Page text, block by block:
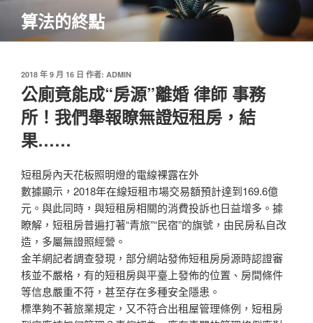
主
算法的終點
發
佈
於
2018 年 9 月 16 日 作者: ADMIN
公廁竟能成“房源”離婚 律師 事務
所！我們舉報瞭無證短租房，結
果……
短租房內天花板照明燈的電線裸露在外
數據顯示，2018年在線短租市場交易額預計達到169.6億
元。與此同時，與短租房相關的消費投訴也日益增多。據
瞭解，短租房普遍打著“青旅”“民宿”的旗號，由民房私自改
造，多屬無證照經營。
金羊網記者調查發現，部分網站發佈短租房房源時認證審
核並不嚴格，有的短租房與平臺上發佈的位置、房間條件
等信息嚴重不符，甚至存在多種安全隱患。
標準夠不著旅業規定，又不符合出租屋管理條例，短租房